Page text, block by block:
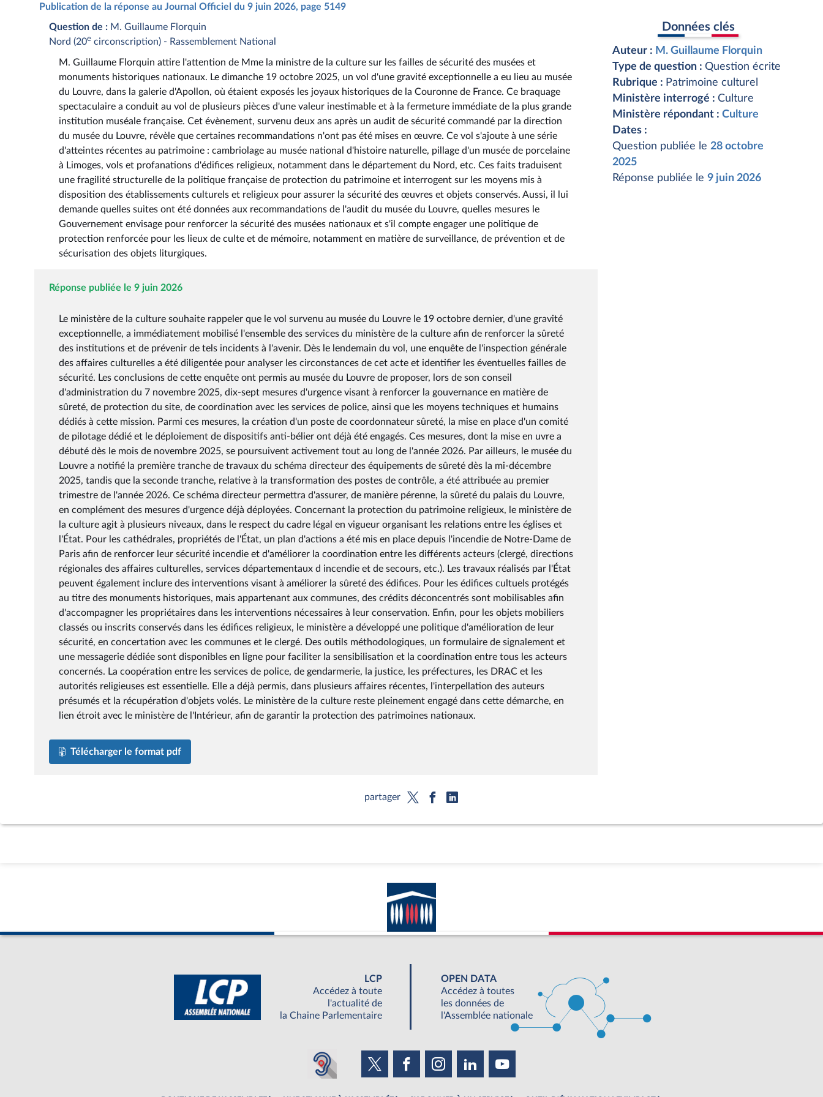
Publication de la réponse au Journal Officiel du 9 juin 2026, page 5149
Question de : M. Guillaume Florquin
Nord (20e circonscription) - Rassemblement National
M. Guillaume Florquin attire l'attention de Mme la ministre de la culture sur les failles de sécurité des musées et
monuments historiques nationaux. Le dimanche 19 octobre 2025, un vol d'une gravité exceptionnelle a eu lieu au musée
du Louvre, dans la galerie d'Apollon, où étaient exposés les joyaux historiques de la Couronne de France. Ce braquage
spectaculaire a conduit au vol de plusieurs pièces d'une valeur inestimable et à la fermeture immédiate de la plus grande
institution muséale française. Cet évènement, survenu deux ans après un audit de sécurité commandé par la direction
du musée du Louvre, révèle que certaines recommandations n'ont pas été mises en œuvre. Ce vol s'ajoute à une série
d'atteintes récentes au patrimoine : cambriolage au musée national d'histoire naturelle, pillage d'un musée de porcelaine
à Limoges, vols et profanations d'édifices religieux, notamment dans le département du Nord, etc. Ces faits traduisent
une fragilité structurelle de la politique française de protection du patrimoine et interrogent sur les moyens mis à
disposition des établissements culturels et religieux pour assurer la sécurité des œuvres et objets conservés. Aussi, il lui
demande quelles suites ont été données aux recommandations de l'audit du musée du Louvre, quelles mesures le
Gouvernement envisage pour renforcer la sécurité des musées nationaux et s'il compte engager une politique de
protection renforcée pour les lieux de culte et de mémoire, notamment en matière de surveillance, de prévention et de
sécurisation des objets liturgiques.
Réponse publiée le 9 juin 2026
Le ministère de la culture souhaite rappeler que le vol survenu au musée du Louvre le 19 octobre dernier, d'une gravité
exceptionnelle, a immédiatement mobilisé l'ensemble des services du ministère de la culture afin de renforcer la sûreté
des institutions et de prévenir de tels incidents à l'avenir. Dès le lendemain du vol, une enquête de l'inspection générale
des affaires culturelles a été diligentée pour analyser les circonstances de cet acte et identifier les éventuelles failles de
sécurité. Les conclusions de cette enquête ont permis au musée du Louvre de proposer, lors de son conseil
d'administration du 7 novembre 2025, dix-sept mesures d'urgence visant à renforcer la gouvernance en matière de
sûreté, de protection du site, de coordination avec les services de police, ainsi que les moyens techniques et humains
dédiés à cette mission. Parmi ces mesures, la création d'un poste de coordonnateur sûreté, la mise en place d'un comité
de pilotage dédié et le déploiement de dispositifs anti-bélier ont déjà été engagés. Ces mesures, dont la mise en uvre a
débuté dès le mois de novembre 2025, se poursuivent activement tout au long de l'année 2026. Par ailleurs, le musée du
Louvre a notifié la première tranche de travaux du schéma directeur des équipements de sûreté dès la mi-décembre
2025, tandis que la seconde tranche, relative à la transformation des postes de contrôle, a été attribuée au premier
trimestre de l'année 2026. Ce schéma directeur permettra d'assurer, de manière pérenne, la sûreté du palais du Louvre,
en complément des mesures d'urgence déjà déployées. Concernant la protection du patrimoine religieux, le ministère de
la culture agit à plusieurs niveaux, dans le respect du cadre légal en vigueur organisant les relations entre les églises et
l'État. Pour les cathédrales, propriétés de l'État, un plan d'actions a été mis en place depuis l'incendie de Notre-Dame de
Paris afin de renforcer leur sécurité incendie et d'améliorer la coordination entre les différents acteurs (clergé, directions
régionales des affaires culturelles, services départementaux d incendie et de secours, etc.). Les travaux réalisés par l'État
peuvent également inclure des interventions visant à améliorer la sûreté des édifices. Pour les édifices cultuels protégés
au titre des monuments historiques, mais appartenant aux communes, des crédits déconcentrés sont mobilisables afin
d'accompagner les propriétaires dans les interventions nécessaires à leur conservation. Enfin, pour les objets mobiliers
classés ou inscrits conservés dans les édifices religieux, le ministère a développé une politique d'amélioration de leur
sécurité, en concertation avec les communes et le clergé. Des outils méthodologiques, un formulaire de signalement et
une messagerie dédiée sont disponibles en ligne pour faciliter la sensibilisation et la coordination entre tous les acteurs
concernés. La coopération entre les services de police, de gendarmerie, la justice, les préfectures, les DRAC et les
autorités religieuses est essentielle. Elle a déjà permis, dans plusieurs affaires récentes, l'interpellation des auteurs
présumés et la récupération d'objets volés. Le ministère de la culture reste pleinement engagé dans cette démarche, en
lien étroit avec le ministère de l'Intérieur, afin de garantir la protection des patrimoines nationaux.
Télécharger le format pdf
Données clés
Auteur : M. Guillaume Florquin
Type de question : Question écrite
Rubrique : Patrimoine culturel
Ministère interrogé : Culture
Ministère répondant : Culture
Dates :
Question publiée le 28 octobre
2025
Réponse publiée le 9 juin 2026
partager
LCP
Accédez à toute
l'actualité de
la Chaine Parlementaire
OPEN DATA
Accédez à toutes
les données de
l'Assemblée nationale